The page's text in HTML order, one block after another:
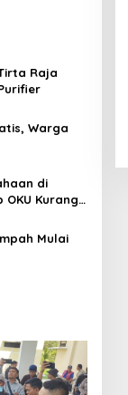
Raja
Warga
di
Kurangi
Mulai